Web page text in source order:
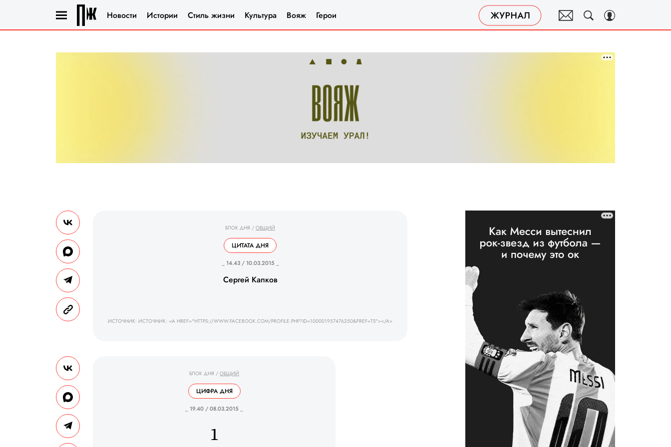
Новости Истории Стиль жизни Культура Вояж Герои
БЛОК ДНЯ / ОБЩИЙ
ЦИТАТА ДНЯ
_ 14.43 / 10.03.2015 _
Сергей Капков
ИСТОЧНИК: ИСТОЧНИК: <A HREF="HTTPS://WWW.FACEBOOK.COM/PROFILE.PHP?ID=100001957476250&FREF=TS"></A>
БЛОК ДНЯ / ОБЩИЙ
ЦИФРА ДНЯ
_ 19.40 / 08.03.2015 _
1